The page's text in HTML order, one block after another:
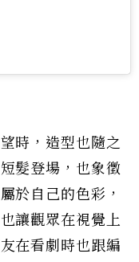
時，造型也隨之
髮登場，也象徵
於自己的色彩，
讓觀眾在視覺上
在看劇時也跟編